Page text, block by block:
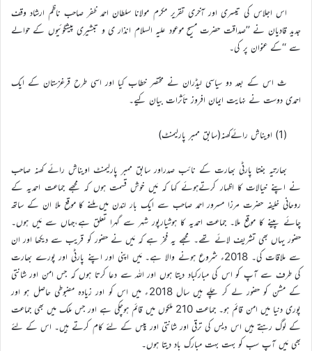
اس اجلاس کی تیسری اور آخری تقریر مکرم مولانا سلطان احمد ظفر صاحب ناظم ارشاد وقف
جدید قادیان نے ’’صداقت حضرت مسیح موعود علیہ السلام انذار ی و تبشیری پیشگوئیوں کے حوالے
سے ‘‘کے عنوان پر کی۔
ث اس کے بعد دو سیاسی لیڈران نے مختصر خطاب کیا اور اسی طرح قرغزستان کے ایک
احمدی دوست نے نہایت ایمان افروز تأثرات بیان کیے۔
(1) اویناش رائےکھنہ(سابق ممبر پارلیمنٹ)
بھارتیہ جنتا پارٹی بھارت کے نائب صدراور سابق ممبر پارلیمنٹ اویناش رائے کھنہ صاحب
نے اپنے خیالات کا اظہار کرتےہوئے کہا کہ مَیں خوش قسمت ہوں کہ مجھے جماعت احمدیہ کے
روحانی خلیفہ حضرت مرزا مسرور احمد صاحب سے ایک بار لندن میں ملنے کا موقع ملا ان کے ساتھ
چائے پینے کا موقع ملا۔ جماعت احمدیہ کا ہوشیارپور شہر سے گہرا تعلق ہے،جہاں سے مَیں ہوں۔
حضور یہاں بھی تشریف لائے تھے۔ مجھے یہ فخر ہے کہ مَیں نے حضور کو قریب سے دیکھا اور ان
سے ملاقات کی۔ 2018ء شروع ہونے والا ہے۔ مَیں اپنی اور اپنے پارٹی اور پورے بھارت
کی طرف سے آپ کو اس کی مبارکباد دیتا ہوں اور اللہ سے دعا کرتا ہوں کہ جس امن اور شانتی
کے مشن کو حضور لے کر چلے ہیں سال 2018ء میں اس کو اور زیادہ مضبوطی حاصل ہو اور
پوری دنیا میں امن قائم ہو۔ جماعت 210 ملکوں میں قائم ہوچکی ہے اور جس ملک میں بھی جماعت
کے لوگ رہتے ہیں اس دیس کی ترقی اور شانتی اور پِیس کے لئے کام کرتے ہیں۔ اس کے لئے
بھی مَیں آپ سب کو بہت بہت مبارک باد دیتا ہوں۔